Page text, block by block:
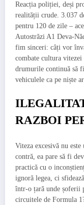
Reacția poliției, deși
realității crude. 3.037
pentru 120 de zile –
Autostrăzi A1 Deva-
fim sinceri: câți vor
combate cultura
drumurile continuă să
vehiculele ca pe niște
RAZBOI
Viteza excesivă nu
contră, ea pare să fi
practică cu o
ignoră legea, ci
într-o țară unde șoferii
circuitele de Formula